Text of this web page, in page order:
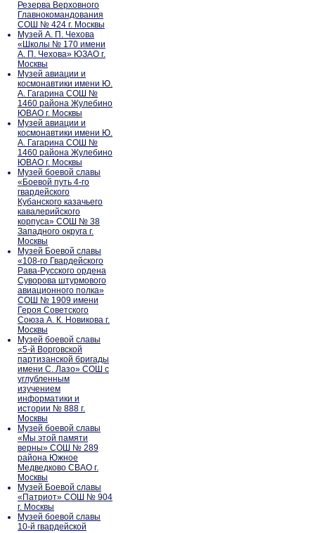
Резерва Верховного
Главнокомандования
СОШ № 424 г. Москвы
Музей А. П. Чехова
«Школы № 170 имени
А. П. Чехова» ЮЗАО г.
Москвы
Музей авиации и
космонавтики имени Ю.
А. Гагарина СОШ №
1460 района Жулебино
ЮВАО г. Москвы
Музей авиации и
космонавтики имени Ю.
А. Гагарина СОШ №
1460 района Жулебино
ЮВАО г. Москвы
Музей боевой славы
«Боевой путь 4-го
гвардейского
Кубанского казачьего
кавалерийского
корпуса» СОШ № 38
Западного округа г.
Москвы
Музей Боевой славы
«108-го Гвардейского
Рава-Русского ордена
Суворова штурмового
авиационного полка»
СОШ № 1909 имени
Героя Советского
Союза А. К. Новикова г.
Москвы
Музей боевой славы
«5-й Ворговской
партизанской бригады
имени С. Лазо» СОШ с
углубленным
изучением
информатики и
истории № 888 г.
Москвы
Музей боевой славы
«Мы этой памяти
верны» СОШ № 289
района Южное
Медведково СВАО г.
Москвы
Музей Боевой славы
«Патриот» СОШ № 904
г. Москвы
Музей боевой славы
10-й гвардейской